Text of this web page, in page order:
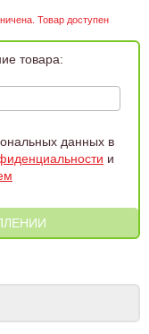
Товар доступен
товара:
данных в
и